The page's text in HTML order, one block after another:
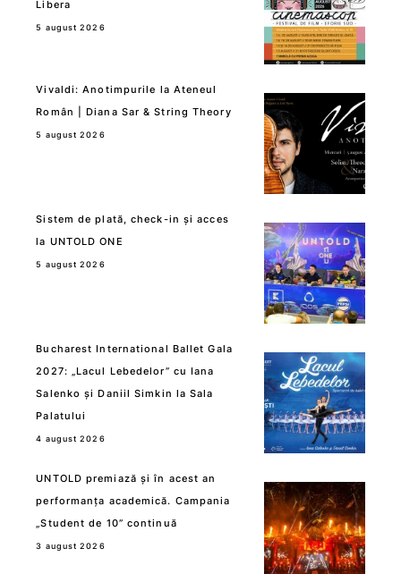
Libera
5 august 2026
Vivaldi: Anotimpurile la Ateneul
Român | Diana Sar & String Theory
5 august 2026
Sistem de plată, check-in și acces
la UNTOLD ONE
5 august 2026
Bucharest International Ballet Gala
2027: „Lacul Lebedelor” cu Iana
Salenko și Daniil Simkin la Sala
Palatului
4 august 2026
UNTOLD premiază și în acest an
performanța academică. Campania
„Student de 10” continuă
3 august 2026